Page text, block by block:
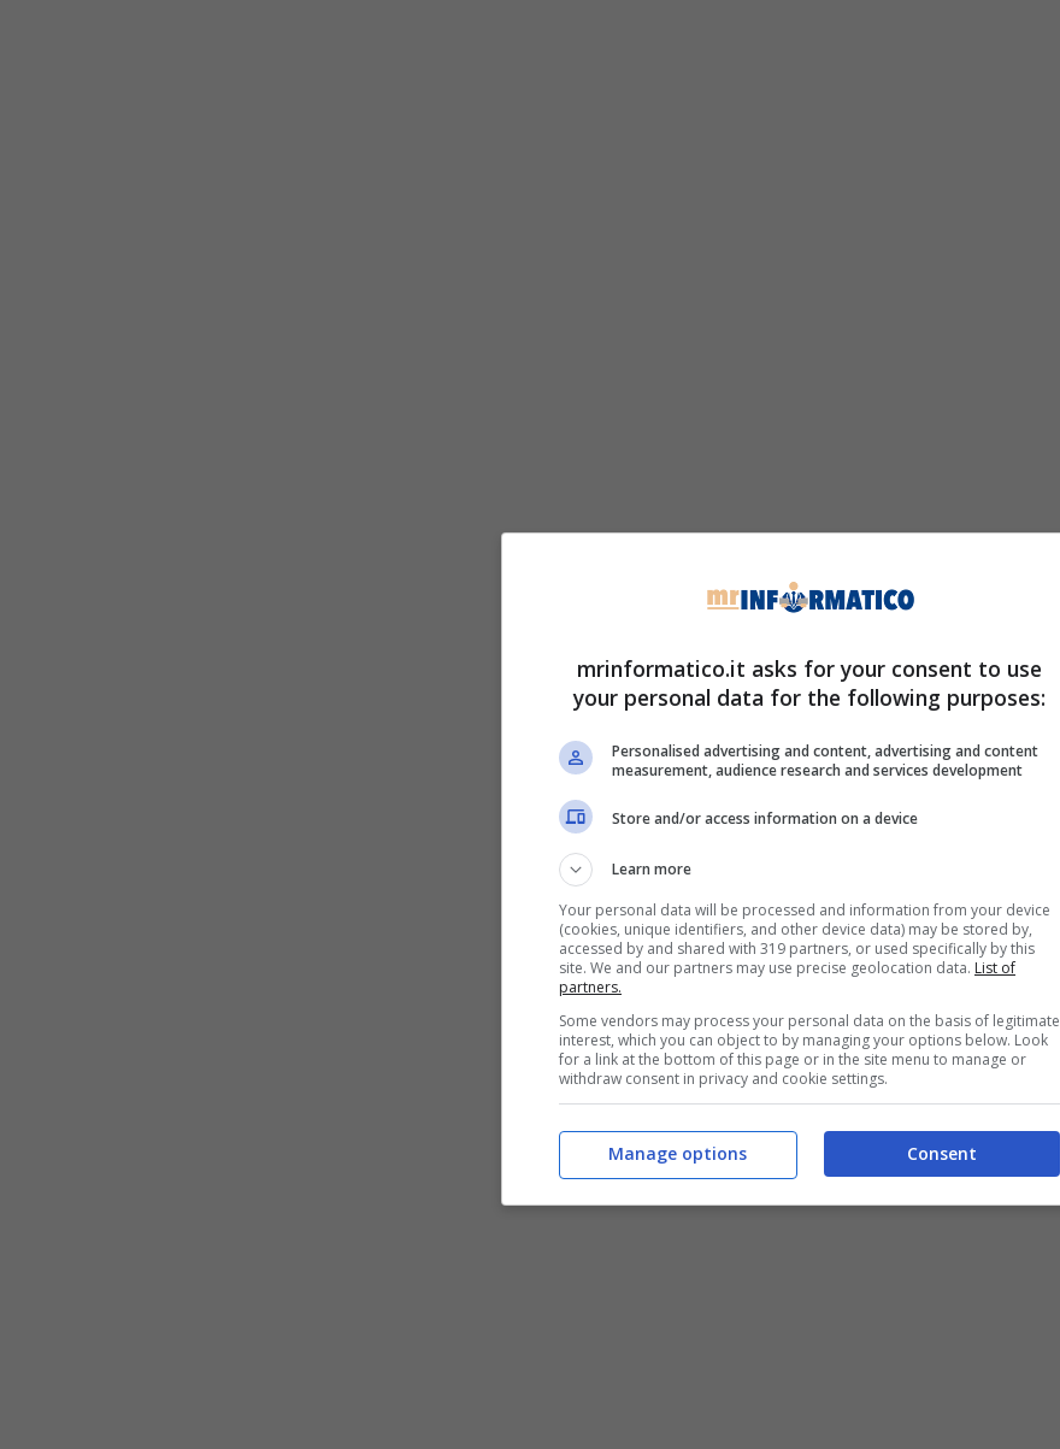
mrinformatico.it asks for your consent to use
your personal data for the following purposes:
Personalised advertising and content, advertising and content
measurement, audience research and services development
Store and/or access information on a device
Learn more
Your personal data will be processed and information from your device
(cookies, unique identifiers, and other device data) may be stored by,
accessed by and shared with 319 partners, or used specifically by this
site. We and our partners may use precise geolocation data. List of
partners.
Some vendors may process your personal data on the basis of legitimate
interest, which you can object to by managing your options below. Look
for a link at the bottom of this page or in the site menu to manage or
withdraw consent in privacy and cookie settings.
Consent
Manage options